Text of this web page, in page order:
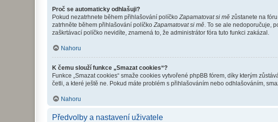
Proč se automaticky odhlašuji?
Pokud nezatrhnete během přihlašování políčko Zapamatovat si mě zůstanete na
zatrhněte během přihlašování políčko Zapamatovat si mě . To se ale nedoporučuje,
zaškrtávací políčko nevidíte, znamená to, že administrátor fóra tuto funkci zakázal.
Nahoru
K čemu slouží funkce „Smazat cookies“?
Funkce „Smazat cookies“ smaže cookies vytvořené phpBB fórem, díky kterým
četli, a které ještě ne. Pokud máte problém s přihlašováním nebo odhlašováním,
Nahoru
Předvolby a nastavení uživatele